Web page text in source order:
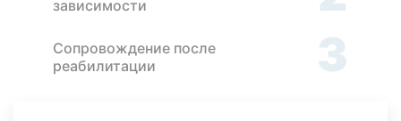
зависимости
Сопровождение после
реабилитации
3